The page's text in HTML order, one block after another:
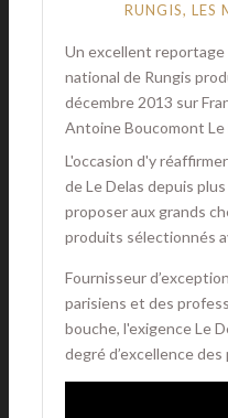
RUNGIS, LES
Un excellent
national de Rungis
décembre 2013 sur
Antoine Boucomont Le
L'occasion d'y
de Le Delas depuis
proposer aux grands
produits sélectionnés
Fournisseur
parisiens et des
bouche, l'exigence Le
degré d’excellence